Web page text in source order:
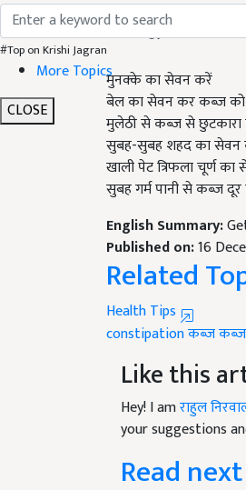
#Top on Krishi Jagran
More Topics
CLOSE
बेल का सेवन कर कब्ज को
मुलेठी से कब्ज से छुटकारा
सुबह-सुबह शहद का सेवन
खाली पेट त्रिफला चूर्ण का
सुबह गर्म पानी से कब्ज
English Summary:
Published on:16
Related
Health Tips
constipationकब्ज
Like this
Hey! I amराहुल
your suggestions
Read next